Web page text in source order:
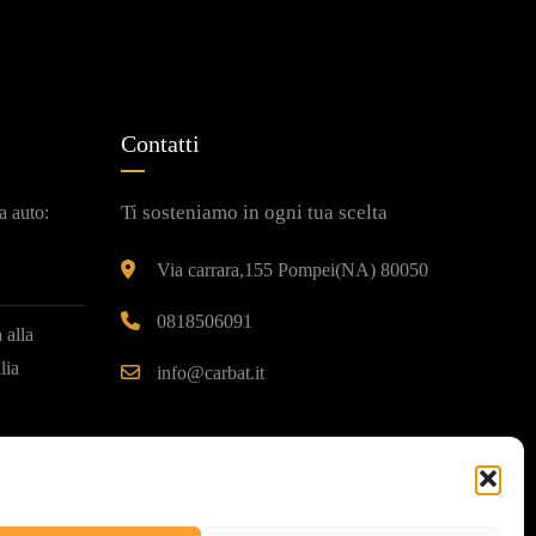
auto:
alla
Contatti
Ti sosteniamo in ogni tua scelta
Via carrara,155 Pompei(NA) 80050
0818506091
info@carbat.it